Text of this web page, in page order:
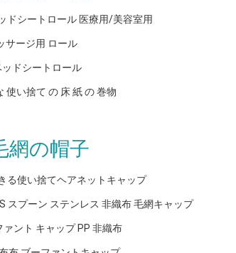
ドシートロール 医療用/美容室用
サージ用 ロール
ドシートロール
使い捨て の 床 紙 の 巻物
網の帽子
る使い捨てヘアネットキャップ
スプーン ステンレス 非織布 毛網キャップ
ント キャップ PP 非織布